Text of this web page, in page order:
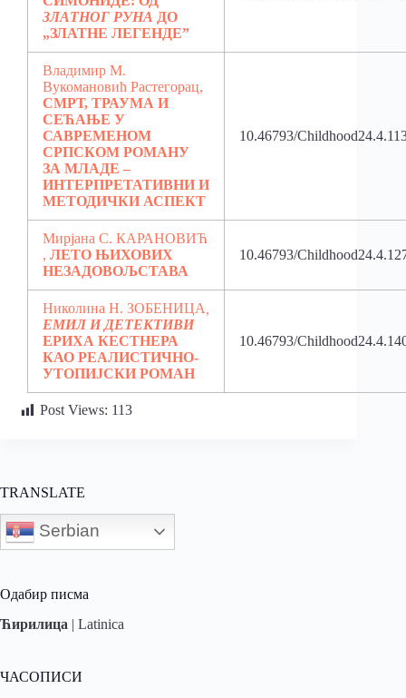
ЗЛАТНОГ РУНА ДО
„ЗЛАТНЕ ЛЕГЕНДЕ”
Владимир М.
Вукомановић Растегорац,
СМРТ, ТРАУМА И
СЕЋАЊЕ У
САВРЕМЕНОМ
СРПСКОМ РОМАНУ
ЗА МЛАДЕ –
ИНТЕРПРЕТАТИВНИ И
МЕТОДИЧКИ АСПЕКТ
10.46793/
Мирјана С. КАРАНОВИЋ
, ЛЕТО ЊИХОВИХ
НЕЗАДОВОЉСТАВА
10.46793/
Николина Н. ЗОБЕНИЦА
ЕМИЛ И ДЕТЕКТИВИ
ЕРИХА КЕСТНЕРА
КАО РЕАЛИСТИЧНО-
УТОПИЈСКИ РОМАН
10.46793/
Post Views: 113
TRANSLATE
Serbian
Одабир писма
Ћирилица | Latinica
ЧАСОПИСИ